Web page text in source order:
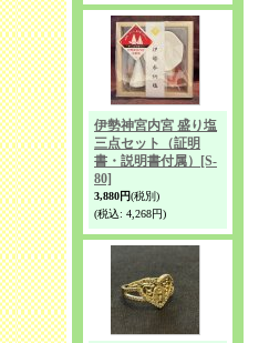
伊勢神宮内宮 盛り塩
三点セット（証明
書・説明書付属）
[S-
80]
3,880円(税別)
(税込: 4,268円)